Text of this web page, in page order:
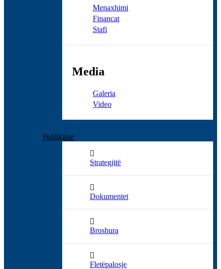
Menaxhimi
Financat
Stafi
Media
Galeria
Video
Publikime
Strategjitë
Dokumentet
Broshura
Fletëpalosje